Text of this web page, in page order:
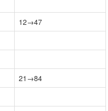
12→47
21→84